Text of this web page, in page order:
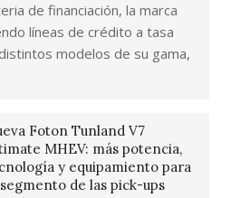
de financiación, la marca
líneas de crédito a tasa
modelos de su gama,
Foton Tunland V7
MHEV: más potencia,
y equipamiento para
de las pick-ups